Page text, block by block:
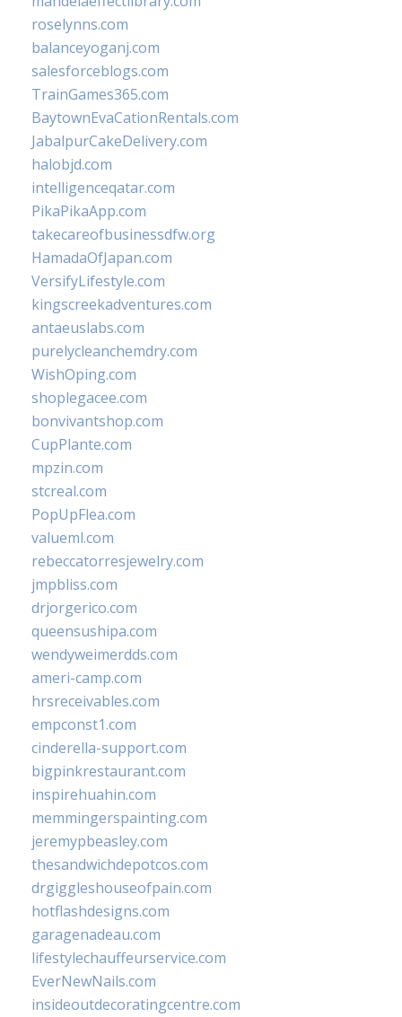
roselynns.com
balanceyoganj.com
salesforceblogs.com
TrainGames365.com
BaytownEvaCationRentals.com
JabalpurCakeDelivery.com
halobjd.com
intelligenceqatar.com
PikaPikaApp.com
takecareofbusinessdfw.org
HamadaOfJapan.com
VersifyLifestyle.com
kingscreekadventures.com
antaeuslabs.com
purelycleanchemdry.com
WishOping.com
shoplegacee.com
bonvivantshop.com
CupPlante.com
mpzin.com
stcreal.com
PopUpFlea.com
valueml.com
rebeccatorresjewelry.com
jmpbliss.com
drjorgerico.com
queensushipa.com
wendyweimerdds.com
ameri-camp.com
hrsreceivables.com
empconst1.com
cinderella-support.com
bigpinkrestaurant.com
inspirehuahin.com
memmingerspainting.com
jeremypbeasley.com
thesandwichdepotcos.com
drgiggleshouseofpain.com
hotflashdesigns.com
garagenadeau.com
lifestylechauffeurservice.com
EverNewNails.com
insideoutdecoratingcentre.com